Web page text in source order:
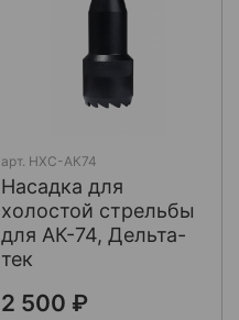
арт. НХС-АК74
Насадка для
холостой стрельбы
для АК-74, Дельта-
тек
2 500 ₽